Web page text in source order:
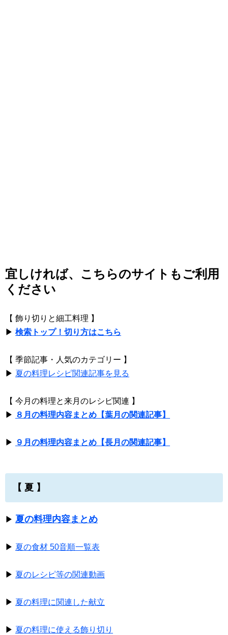
宜しければ、こちらのサイトもご利用
ください
【 飾り切りと細工料理 】
▶ 検索トップ！切り方はこちら
【 季節記事・人気のカテゴリー 】
▶ 夏の料理レシピ関連記事を見る
【 今月の料理と来月のレシピ関連 】
▶ ８月の料理内容まとめ【葉月の関連記事】
▶ ９月の料理内容まとめ【長月の関連記事】
【 夏 】
▶ 夏の料理内容まとめ
▶ 夏の食材 50音順一覧表
▶ 夏のレシピ等の関連動画
▶ 夏の料理に関連した献立
▶ 夏の料理に使える飾り切り